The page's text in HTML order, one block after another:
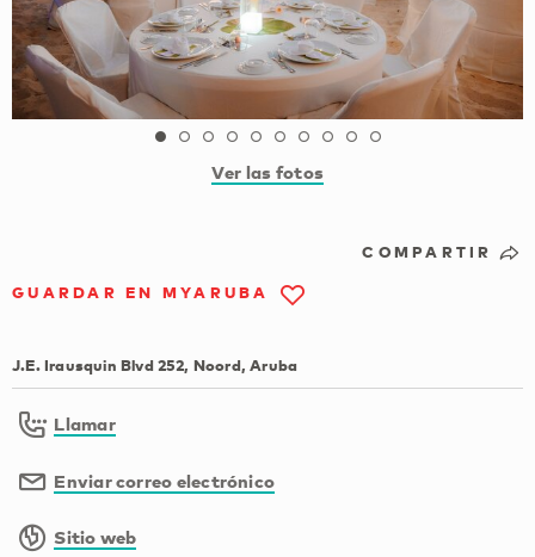
Ver las fotos
COMPARTIR
GUARDAR EN MYARUBA
J.E. Irausquin Blvd 252, Noord, Aruba
Llamar
Enviar correo electrónico
Sitio web